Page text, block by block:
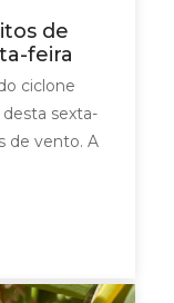
de
feira
ciclone
sexta-
de vento. A